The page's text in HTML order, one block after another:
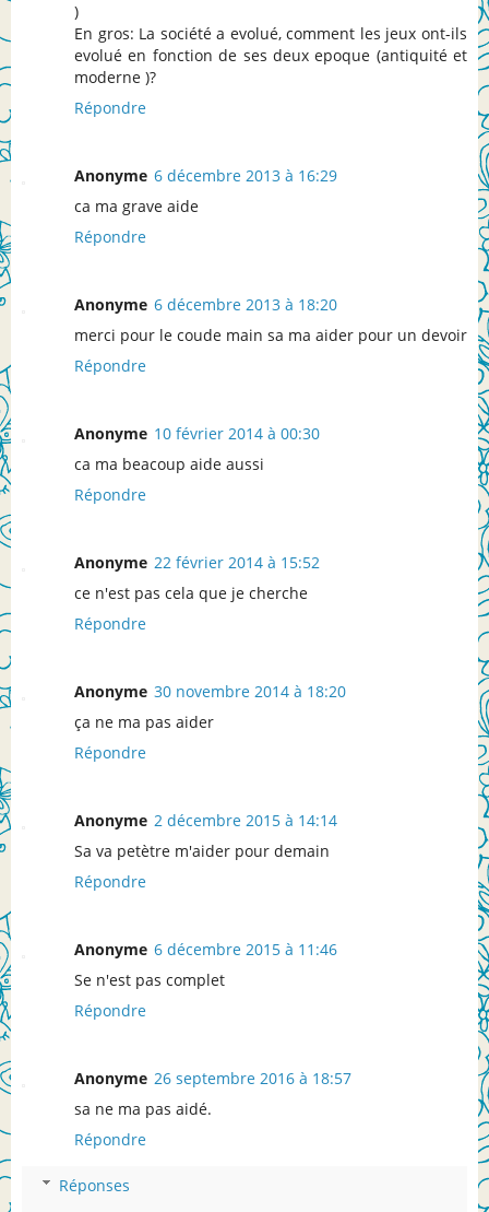
)
En gros: La société a evolué, comment les jeux ont-ils
evolué en fonction de ses deux epoque (antiquité et
moderne )?
Répondre
Anonyme 6 décembre 2013 à 16:29
ca ma grave aide
Répondre
Anonyme 6 décembre 2013 à 18:20
merci pour le coude main sa ma aider pour un devoir
Répondre
Anonyme 10 février 2014 à 00:30
ca ma beacoup aide aussi
Répondre
Anonyme 22 février 2014 à 15:52
ce n'est pas cela que je cherche
Répondre
Anonyme 30 novembre 2014 à 18:20
ça ne ma pas aider
Répondre
Anonyme 2 décembre 2015 à 14:14
Sa va petètre m'aider pour demain
Répondre
Anonyme 6 décembre 2015 à 11:46
Se n'est pas complet
Répondre
Anonyme 26 septembre 2016 à 18:57
sa ne ma pas aidé.
Répondre
Réponses